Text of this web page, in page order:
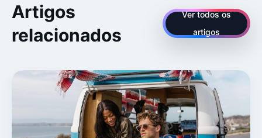
Artigos
relacionados
Ver todos os
artigos